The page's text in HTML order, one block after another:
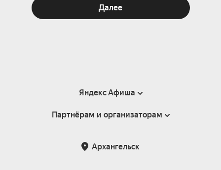
Далее
Яндекс Афиша
Справка
Подарочные сертификаты
Партнёрам и организаторам
Архангельск